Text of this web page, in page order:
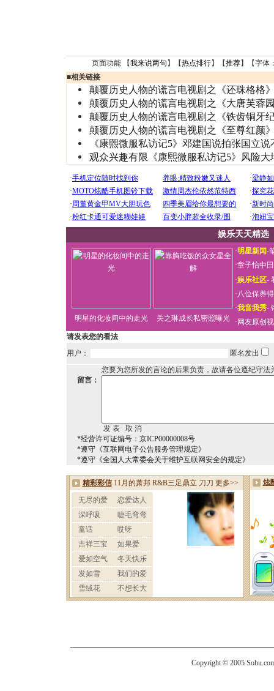
页面功能 【我来说两句 】【热点排行】【推荐】【字体
■相关链接
颠覆历史人物的谎言电视剧之《还珠格格
颠覆历史人物的谎言电视剧之《大唐芙蓉
颠覆历史人物的谎言电视剧之《铁齿铜牙
颠覆历史人物的谎言电视剧之《至尊红颜
《康熙微服私访记5》邓建国说拍张国立说
观众兴趣有限《康熙微服私访记5》风险大
娱乐天天精选
明星的化妆间中的走光 关之琳成长私密照曝光
·明星新闻-
·章子怡中
·娱乐社区-
·八位保养
·我音我秀-
· 网友原创
请发表您的看法
用户：
匿名发出
您要为您所发的言论的后果负责，故请各位遵纪守法
留言：
*经营许可证编号：京ICP00000008号
*遵守《互联网电子公告服务管理规定》
*遵守《全国人大常委会关于维护互联网安全的规定》
Copyright © 2005